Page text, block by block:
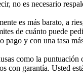
no es necesario
es más barato, a
de cuánto puede
pago y con una tasa
como la
garantía. Usted